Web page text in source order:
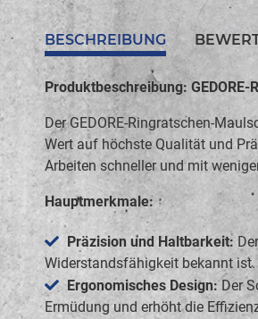
BESCHREIBUNG
Produktbeschreibung:
Der GEDORE-Ringratschen-
Wert auf höchste Qualität und
Arbeiten schneller und mit
Hauptmerkmale:
Präzision und Haltbarkeit:
Widerstandsfähigkeit bekannt
Ergonomisches Design:Der
Ermüdung und erhöht die